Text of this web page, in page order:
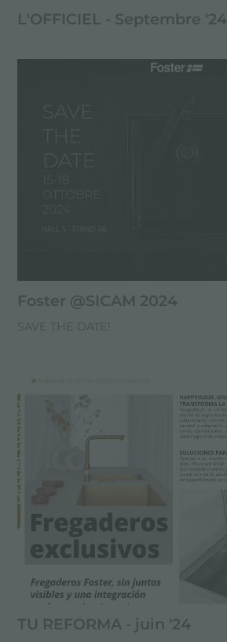
L'OFFICIEL - Septembre '24
Foster @SICAM 2024
SAVE THE DATE!
TU REFORMA - juin '24